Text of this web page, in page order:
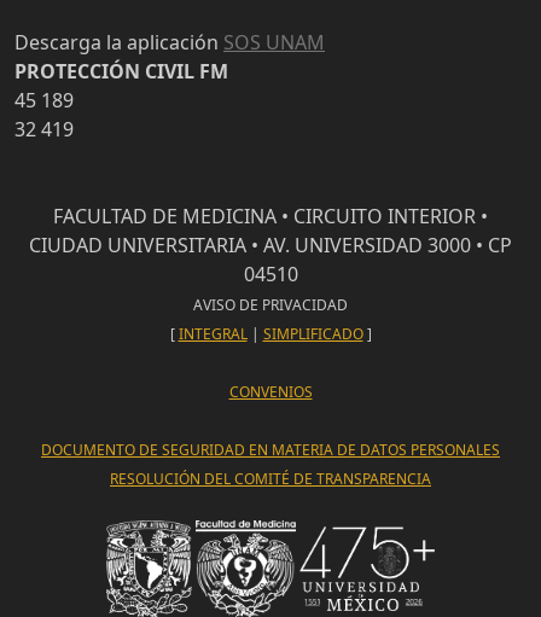
Descarga la aplicación SOS UNAM
PROTECCIÓN CIVIL FM
45 189
32 419
FACULTAD DE MEDICINA • CIRCUITO INTERIOR •
CIUDAD UNIVERSITARIA • AV. UNIVERSIDAD 3000 • CP
04510
AVISO DE PRIVACIDAD
[INTEGRAL| SIMPLIFICADO]
CONVENIOS
DOCUMENTO DE SEGURIDAD EN MATERIA DE DATOS PERSONALES
RESOLUCIÓN DEL COMITÉ DE TRANSPARENCIA